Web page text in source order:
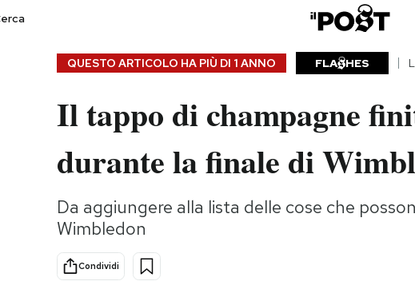
Storie/Idee
Ok Boomer!
QUESTO ARTICOLO HA PIÙ DI 1 ANNO FLA HES
Il tappo di champagne
durante la finale di
Da aggiungere alla lista delle cose che
Wimbledon
Condividi